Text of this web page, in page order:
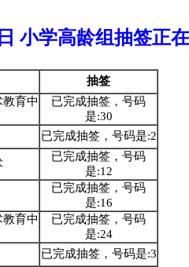
小学高龄组抽签正
抽签
育中
已完成抽签，号码
是:30
已完成抽签，号码是:2
已完成抽签，号码
是:12
已完成抽签，号码
是:16
育中
已完成抽签，号码
是:24
已完成抽签，号码是:3